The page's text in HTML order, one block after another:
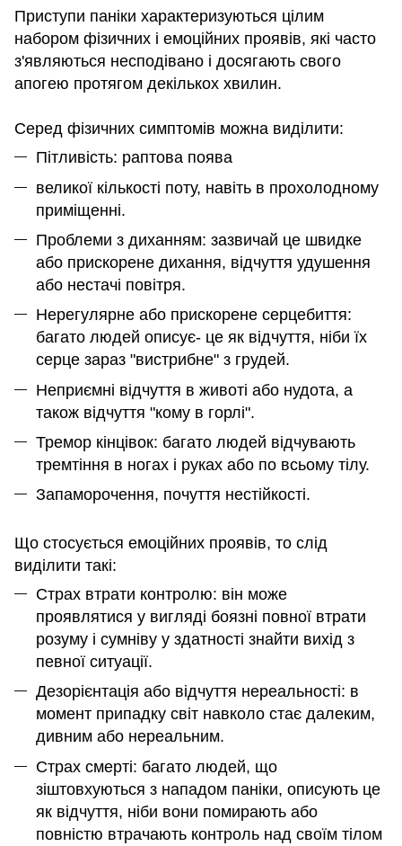
Приступи паніки характеризуються цілим
набором фізичних і емоційних проявів, які часто
з'являються несподівано і досягають свого
апогею протягом декількох хвилин.
Серед фізичних симптомів можна виділити:
Пітливість: раптова поява
великої кількості поту, навіть в прохолодному
приміщенні.
Проблеми з диханням: зазвичай це швидке
або прискорене дихання, відчуття удушення
або нестачі повітря.
Нерегулярне або прискорене серцебиття:
багато людей описує- це як відчуття, ніби їх
серце зараз "вистрибне" з грудей.
Неприємні відчуття в животі або нудота, а
також відчуття "кому в горлі".
Тремор кінцівок: багато людей відчувають
тремтіння в ногах і руках або по всьому тілу.
Запаморочення, почуття нестійкості.
Що стосується емоційних проявів, то слід
виділити такі:
Страх втрати контролю: він може
проявлятися у вигляді боязні повної втрати
розуму і сумніву у здатності знайти вихід з
певної ситуації.
Дезорієнтація або відчуття нереальності: в
момент припадку світ навколо стає далеким,
дивним або нереальним.
Страх смерті: багато людей, що
зіштовхуються з нападом паніки, описують це
як відчуття, ніби вони помирають або
повністю втрачають контроль над своїм тілом